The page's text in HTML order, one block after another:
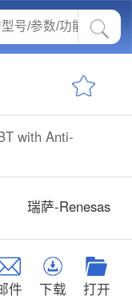
with Anti-
瑞萨-Renesas
件 下载 打开